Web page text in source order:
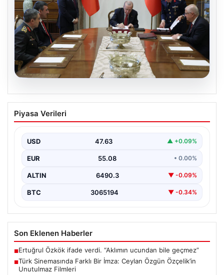
Türk Hava Kuvvetleri’nde Tarih Yazan
Kadınlar: Özlem Karapınar ve Alper
Türkiye'nin savunma ve askeri tarihine yeni bir sayfa
Piyasa Verileri
USD 47.63 ▲ +0.09%
EUR 55.08 • 0.00%
ALTIN 6490.3 ▼ -0.09%
BTC 3065194 ▼ -0.34%
Son Eklenen Haberler
■Ertuğrul Özkök ifade verdi. “Aklımın ucundan bile geçmez”
■Türk Sinemasında Farklı Bir İmza: Ceylan Özgün Özçelik’in
Unutulmaz Filmleri